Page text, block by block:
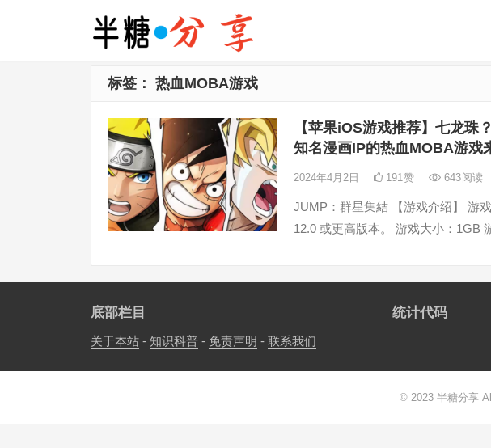
标签： 热血MOBA游戏
【苹果iOS游戏推荐】七龙珠
知名漫画IP的热血MOBA游
2024年4月2日 191赞 643阅读
JUMP：群星集結 【游戏介绍】 游
12.0 或更高版本。 游戏大小：1GB
底部栏目
关于本站 - 知识科普 - 免责声明 - 联系我们
统计代码
© 2023 半糖分享